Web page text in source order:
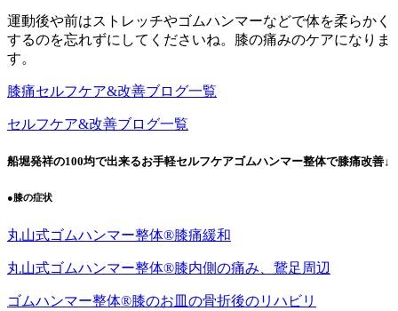
運動後や前はストレッチやゴムハンマーなどで体を柔らかく
するのを忘れずにしてくださいね。膝の痛みのケアになりま
す。
膝痛セルフケア&改善ブログ一覧
セルフケア&改善ブログ一覧
船堀発祥の100均で出来るお手軽セルフケアゴムハンマー整体で膝痛改善↓
●膝の症状
丸山式ゴムハンマー整体®︎膝痛緩和
丸山式ゴムハンマー整体®︎膝内側の痛み、鵞足周辺
ゴムハンマー整体®︎膝のお皿の骨折後のリハビリ